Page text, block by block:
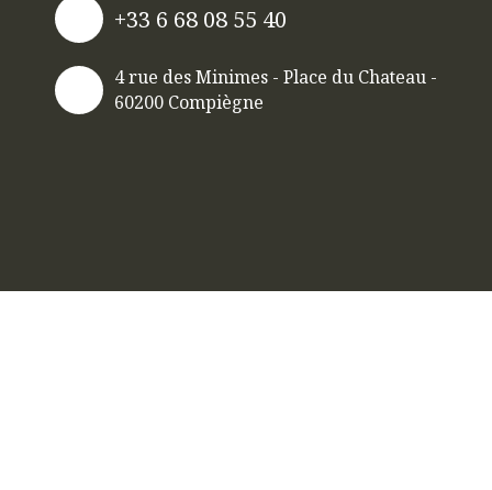
+33 6 68 08 55 40
4 rue des Minimes - Place du Chateau -
60200 Compiègne